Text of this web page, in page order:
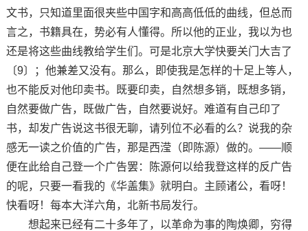
文书，只知道里面很夹些中国字和高高低低的曲线，但总而
言之，书籍具在，势必有人懂得。所以他的正业，我以为也
还是将这些曲线教给学生们。可是北京大学快要关门大吉了
〔9〕；他兼差又没有。那么，即使我是怎样的十足上等人，
也不能反对他印卖书。既要印卖，自然想多销，既想多销，
自然要做广告，既做广告，自然要说好。难道有自己印了
书，却发广告说这书很无聊，请列位不必看的么？说我的杂
感无一读之价值的广告，那是西滢（即陈源）做的。——顺
便在此给自己登一个广告罢：陈源何以给我登这样的反广告
的呢，只要一看我的《华盖集》就明白。主顾诸公，看呀！
快看呀！每本大洋六角，北新书局发行。
想起来已经有二十多年了，以革命为事的陶焕卿，穷得